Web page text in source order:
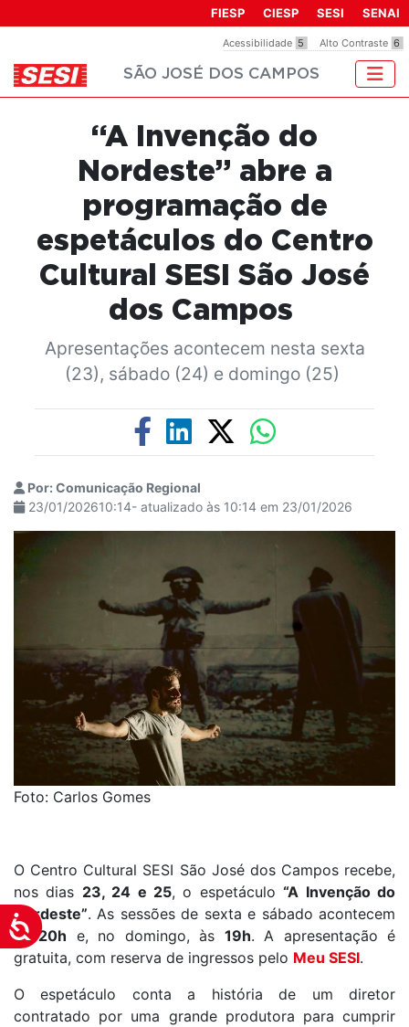
inclui
um
acessibilidade.
Acessibilidade
Acessibilidade 5 Alto Contraste 6
FIESP CIESP SESI SENAI
SÃO JOSÉ DOS CAMPOS
“A Invenção do
Nordeste” abre a
programação de
espetáculos do Centro
Cultural SESI São José
dos Campos
Apresentações acontecem nesta sexta
(23), sábado (24) e domingo (25)
Por: Comunicação Regional
23/01/202610:14- atualizado às 10:14 em 23/01/2026
Foto: Carlos Gomes
O Centro Cultural SESI São José dos Campos recebe,
nos dias 23, 24 e 25, o espetáculo“A Invenção do
Nordeste”. As sessões de sexta e sábado acontecem
às20h e, no domingo, às 19h. A apresentação é
gratuita, com reserva de ingressos pelo Meu SESI.
O espetáculo conta a história de um diretor
contratado por uma grande produtora para cumprir